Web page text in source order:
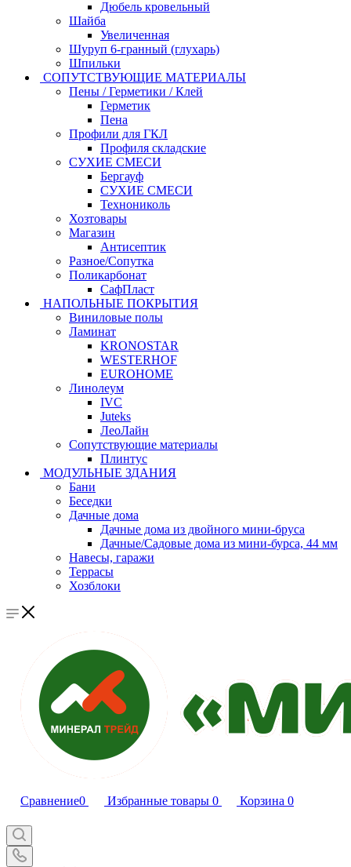
Дюбель кровельный
Шайба
Увеличенная
Шуруп 6-гранный (глухарь)
Шпильки
СОПУТСТВУЮЩИЕ МАТЕРИАЛЫ
Пены / Герметики / Клей
Герметик
Пена
Профили для ГКЛ
Профиля складские
СУХИЕ СМЕСИ
Бергауф
СУХИЕ СМЕСИ
Технониколь
Хозтовары
Магазин
Антисептик
Разное/Сопутка
Поликарбонат
СафПласт
НАПОЛЬНЫЕ ПОКРЫТИЯ
Виниловые полы
Ламинат
KRONOSTAR
WESTERHOF
EUROHOME
Линолеум
IVC
Juteks
ЛеоЛайн
Сопутствующие материалы
Плинтус
МОДУЛЬНЫЕ ЗДАНИЯ
Бани
Беседки
Дачные дома
Дачные дома из двойного мини-бруса
Дачные/Садовые дома из мини-бурса, 44 мм
Навесы, гаражи
Террасы
Хозблоки
Сравнение0 Избранные товары 0 Корзина 0